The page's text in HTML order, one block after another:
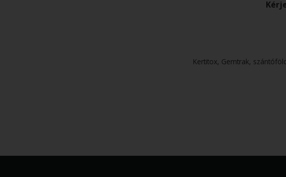
Kertitox, Gemtrak,